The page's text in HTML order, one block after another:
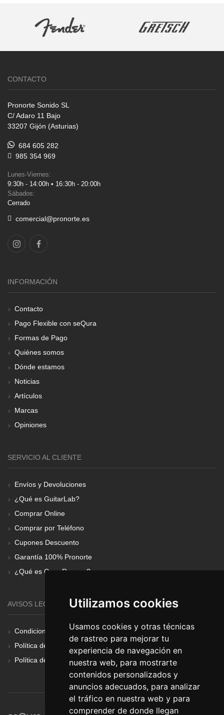
Utilizamos cookies
Usamos cookies y otras técnicas
de rastreo para mejorar tu
experiencia de navegación en
nuestra web, para mostrarte
contenidos personalizados y
anuncios adecuados, para analizar
el tráfico en nuestra web y para
comprender de donde llegan
CONTACTO
Pronorte Sonido SL
C/ Adaro 11 Bajo
33207 Gijón (Asturias)
684 605 282
985 354 969
Lunes-Viernes:
9:30h - 14:00h • 16:30h - 20:00h
Sábados:
Cerrado
comercial@pronorte.es
INFORMACIÓN
Contacto
Pago Flexible con seQura
Formas de Pago
Quiénes somos
Dónde estamos
Noticias
Artículos
Marcas
Opiniones
SERVICIO AL CLIENTE
Envíos y Devoluciones
¿Qué es GuitarLab?
Comprar Online
Comprar por Teléfono
Cupones Descuento
Garantía 100% Pronorte
¿Qué es Gear Renove?
AVISOS LEGALES
Condiciones Generales
Política de Cookies
Política de Privacidad